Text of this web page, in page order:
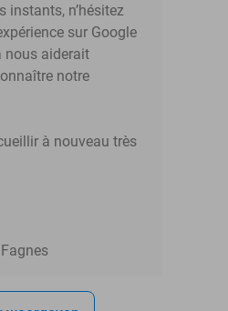
instants, n’hésitez
sur Google
nous aiderait
notre
à nouveau très